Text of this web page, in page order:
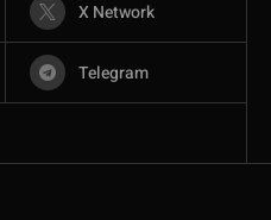
X Network
Telegram